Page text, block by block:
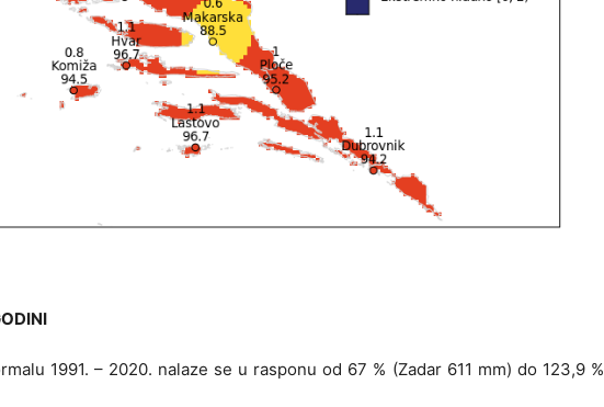
1991. – 2020. nalaze se u rasponu od 67 % (Zadar 611 mm) do 123,9 %